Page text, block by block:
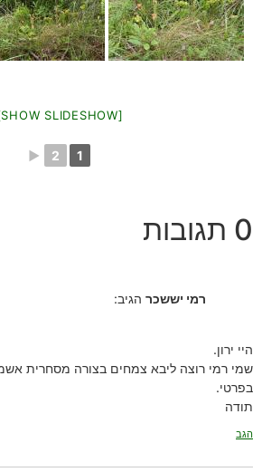
[SHOW SLIDESHOW]
1
2
►
0 תגובות
רמי יששכר הגיב:
היי ירון.
שמי רמי רוצה ליבא צמחים בצורה מסחרית
בפרטי.
תודה
הגב